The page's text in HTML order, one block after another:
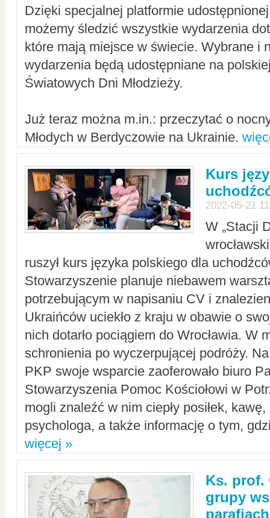
Dzięki specjalnej platformie
możemy śledzić wszystkie wydarzenia
które mają miejsce w świecie. Wybrane i
wydarzenia będą udostępniane na
Światowych Dni Młodzieży.
Już teraz można m.in.: przeczytać o
Młodych w Berdyczowie na Ukrainie.
Kurs
2022-05-21
W „Stacji
ruszył kurs języka polskiego dla
Stowarzyszenie planuje niebawem
potrzebującym w napisaniu CV i
Ukraińców uciekło z kraju w obawie o
nich dotarło pociągiem do Wrocławia. W
schronienia po wyczerpującej podróży.
PKP swoje wsparcie zaoferowało biuro
Stowarzyszenia Pomoc Kościołowi w
mogli znaleźć w nim ciepły posiłek,
psychologa, a także informację o tym,
więcej »
Ks. prof.
grupy
parafiach